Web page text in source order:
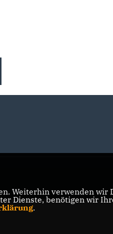
Weiterhin verwenden
Dienste, benötigen wir
.